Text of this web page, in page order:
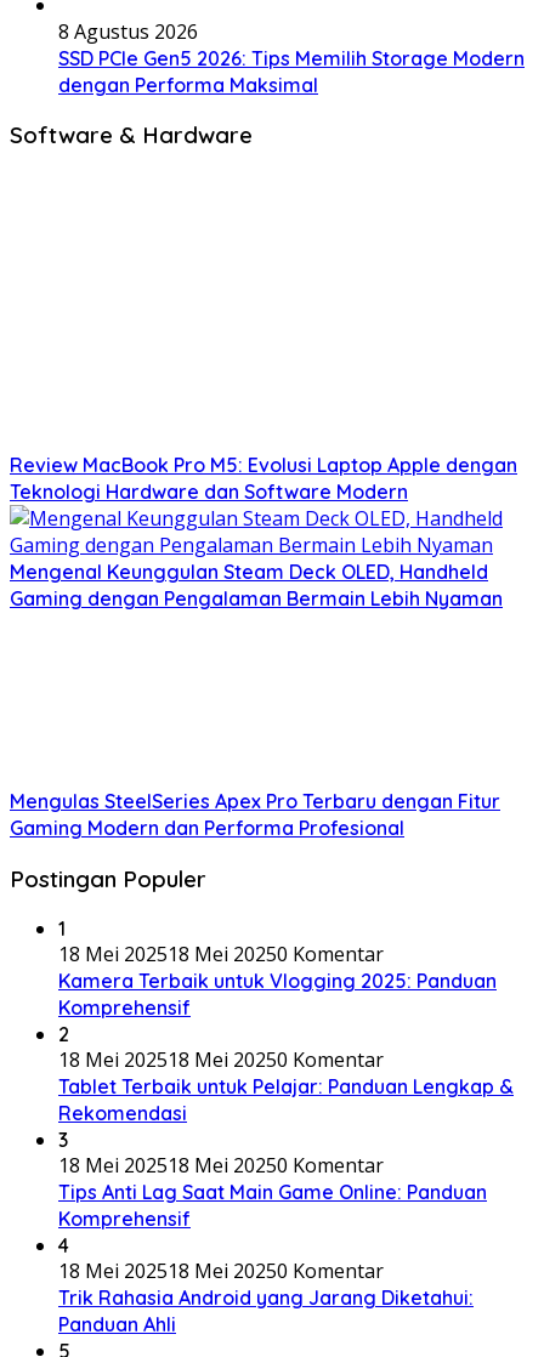
8 Agustus 2026
SSD PCIe Gen5 2026: Tips Memilih Storage Modern
dengan Performa Maksimal
Software & Hardware
Review MacBook Pro M5: Evolusi Laptop Apple dengan
Teknologi Hardware dan Software Modern
Mengenal Keunggulan Steam Deck OLED, Handheld
Gaming dengan Pengalaman Bermain Lebih Nyaman
Mengulas SteelSeries Apex Pro Terbaru dengan Fitur
Gaming Modern dan Performa Profesional
Postingan Populer
1
18 Mei 202518 Mei 20250 Komentar
Kamera Terbaik untuk Vlogging 2025: Panduan
Komprehensif
2
18 Mei 202518 Mei 20250 Komentar
Tablet Terbaik untuk Pelajar: Panduan Lengkap &
Rekomendasi
3
18 Mei 202518 Mei 20250 Komentar
Tips Anti Lag Saat Main Game Online: Panduan
Komprehensif
4
18 Mei 202518 Mei 20250 Komentar
Trik Rahasia Android yang Jarang Diketahui:
Panduan Ahli
5